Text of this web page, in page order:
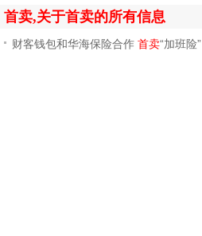
首卖,关于首卖的所有信息
财客钱包和华海保险合作 首卖“加班险”